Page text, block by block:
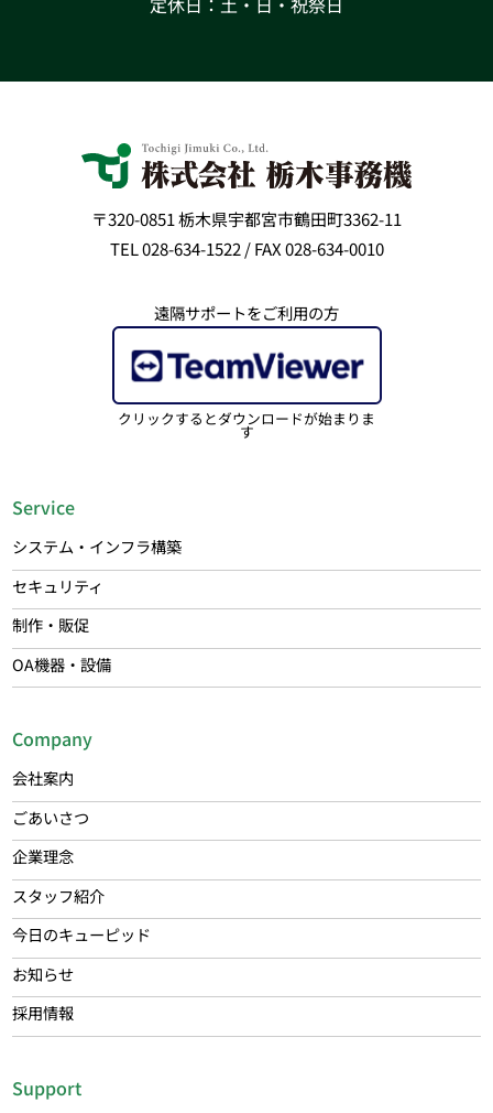
〒320-0851 栃木県宇都宮市鶴田町3362-11
TEL 028-634-1522 / FAX 028-634-0010
遠隔サポートをご利用の方
クリックするとダウンロードが始まりま
す
Service
システム・インフラ構築
セキュリティ
制作・販促
OA機器・設備
Company
会社案内
ごあいさつ
企業理念
スタッフ紹介
今日のキューピッド
お知らせ
採用情報
Support